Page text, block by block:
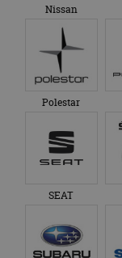
Nissan
Polestar
SEAT